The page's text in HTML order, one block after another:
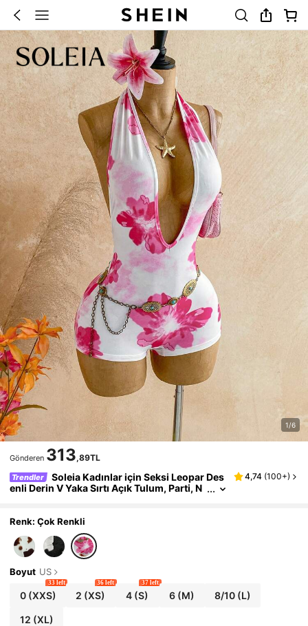
1/6
Gönderen 313,89TL
Trendler
Soleia Kadınlar için Seksi Leopar Des
enli Derin V Yaka Sırtı Açık Tulum, Parti, N
atil İçin Şık Bodysuit
4,74 (100+)
Renk: Çok Renkli
Boyut US
0(XXS)
33 left
2 (XS)
36 left
4 (S)
37 left
6 (M) 8/10 (L)
12 (XL)